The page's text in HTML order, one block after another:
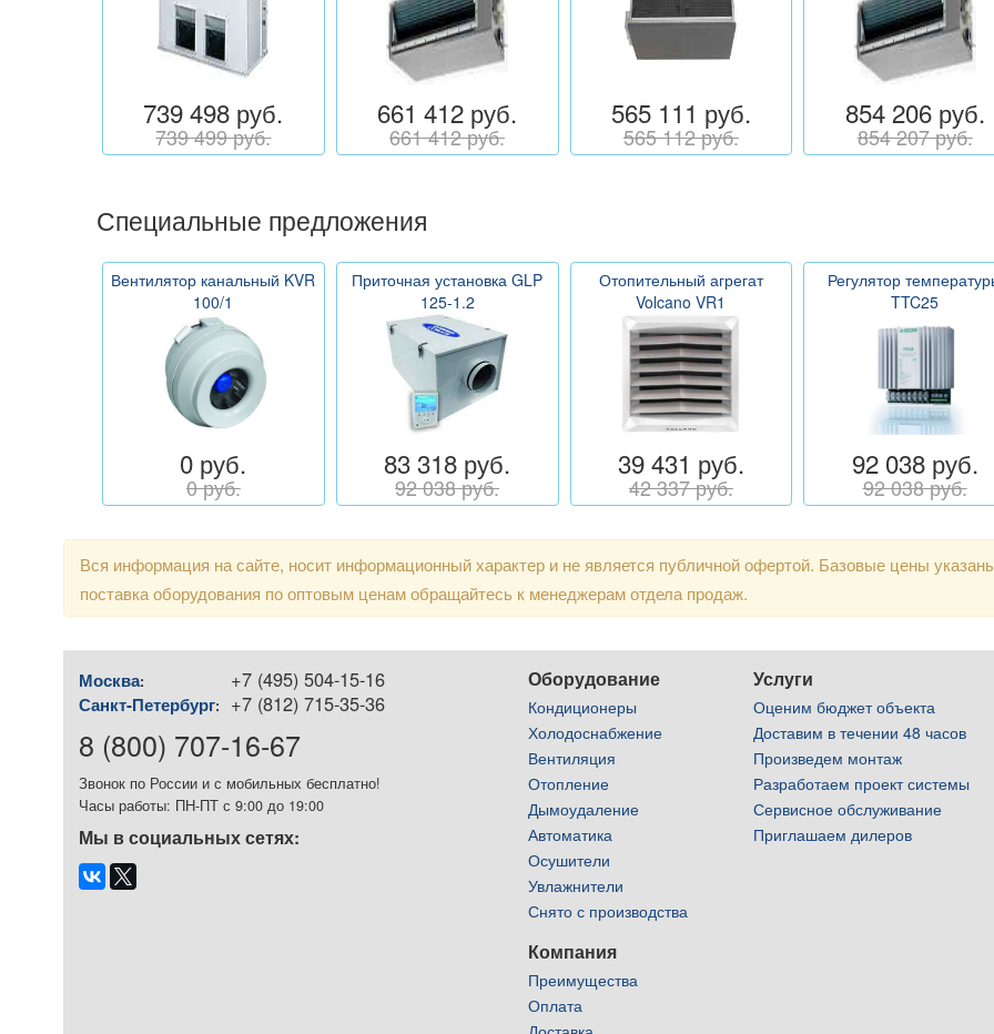
739 498 руб.
739 499 руб.
661 412 руб.
661 412 руб.
565 111 руб.
565 112 руб.
854 206 руб.
854 207 руб.
Специальные предложения
Вентилятор канальный KVR
100/1
0 руб.
0 руб.
Приточная установка GLP
125-1.2
83 318 руб.
92 038 руб.
Отопительный агрегат
Volcano VR1
39 431 руб.
42 337 руб.
Регулятор
TTC25
92 038 руб.
92 038 руб.
Вся информация на сайте, носит информационный характер и не является публичной офертой. Базовые цены
поставка оборудования по оптовым ценам обращайтесь к менеджерам отдела продаж.
Москва: +7 (495) 504-15-16
Санкт-Петербург: +7 (812) 715-35-36
8 (800) 707-16-67
Звонок по России и с мобильных бесплатно!
Часы работы: ПН-ПТ с 9:00 до 19:00
Мы в социальных сетях:
Оборудование
Кондиционеры
Холодоснабжение
Вентиляция
Отопление
Дымоудаление
Автоматика
Осушители
Увлажнители
Снято с производства
Компания
Преимущества
Оплата
Услуги
Оценим бюджет объекта
Доставим в течении 48 часов
Произведем монтаж
Разработаем проект системы
Сервисное обслуживание
Приглашаем дилеров